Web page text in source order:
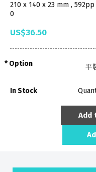
210 x 140 x 23 mm , 592pp
0
US$36.50
Option
In Stock
Add